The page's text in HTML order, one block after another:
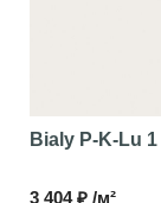
Bialy P-K-Lu 1
3 404 ₽ /м²